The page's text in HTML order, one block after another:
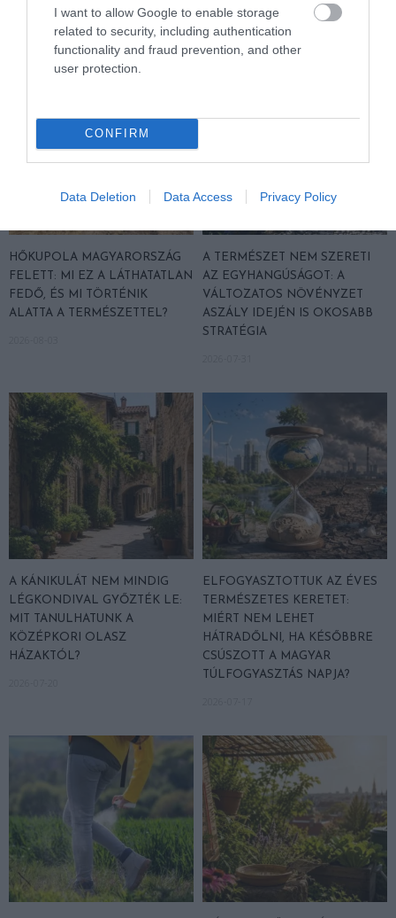
I want to allow Google to enable storage
related to security, including authentication
functionality and fraud prevention, and other
user protection.
CONFIRM
Data Deletion Data Access Privacy Policy
2026-08-04
NÖVÉNYEKBŐL
2026-08-04
HŐKUPOLA MAGYARORSZÁG
FELETT: MI EZ A LÁTHATATLAN
FEDŐ, ÉS MI TÖRTÉNIK
ALATTA A TERMÉSZETTEL?
A TERMÉSZET NEM SZERETI
AZ EGYHANGÚSÁGOT: A
VÁLTOZATOS NÖVÉNYZET
ASZÁLY IDEJÉN IS OKOSABB
STRATÉGIA
A KÁNIKULÁT NEM MINDIG
LÉGKONDIVAL GYŐZTÉK LE:
MIT TANULHATUNK A
KÖZÉPKORI OLASZ
HÁZAKTÓL?
ELFOGYASZTOTTUK AZ ÉVES
TERMÉSZETES KERETET:
MIÉRT NEM LEHET
HÁTRADŐLNI, HA KÉSŐBBRE
CSÚSZOTT A MAGYAR
TÚLFOGYASZTÁS NAPJA?